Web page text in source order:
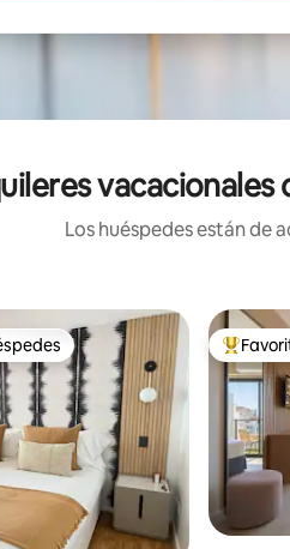
vacacionales
Los huéspedes están de